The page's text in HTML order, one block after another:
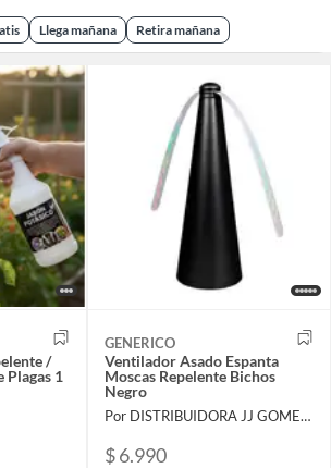
Llega mañana Retira mañana
/
Plagas 1
GENERICO
Ventilador Asado Espanta
Moscas Repelente Bichos
Negro
Por DISTRIBUIDORA JJ GOMEZ SPA
$ 6.990